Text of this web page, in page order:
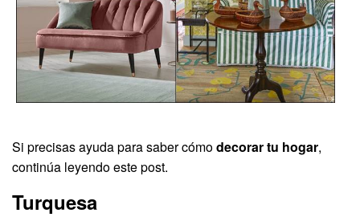
Si precisas ayuda para saber cómo decorar tu hogar,
continúa leyendo este post.
Turquesa